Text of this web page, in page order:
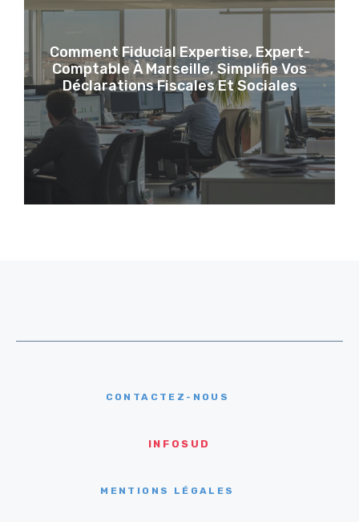
Comment Fiducial Expertise, Expert-
Comptable À Marseille, Simplifie Vos
Déclarations Fiscales Et Sociales
CONTACTEZ-NOUS
INFOSUD
MENTIONS LÉGALES